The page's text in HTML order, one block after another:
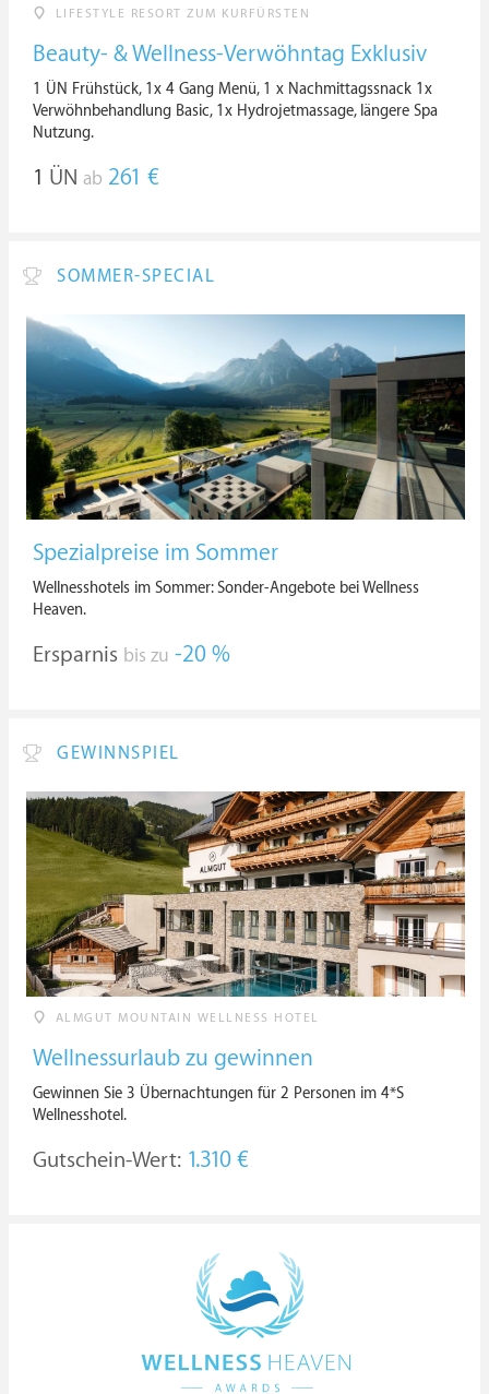
LIFESTYLE RESORT ZUM KURFÜRSTEN
Beauty- & Wellness-Verwöhntag Exklusiv
1 ÜN Frühstück, 1x 4 Gang Menü, 1 x Nachmittagssnack 1x
Verwöhnbehandlung Basic, 1x Hydrojetmassage, längere Spa
Nutzung.
1 ÜN ab 261 €
SOMMER-SPECIAL
Spezialpreise im Sommer
Wellnesshotels im Sommer: Sonder-Angebote bei Wellness
Heaven.
Ersparnis bis zu -20 %
GEWINNSPIEL
ALMGUT MOUNTAIN WELLNESS HOTEL
Wellnessurlaub zu gewinnen
Gewinnen Sie 3 Übernachtungen für 2 Personen im 4*S
Wellnesshotel.
Gutschein-Wert: 1.310 €